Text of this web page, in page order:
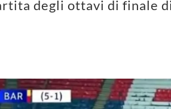
degli ottavi di finale